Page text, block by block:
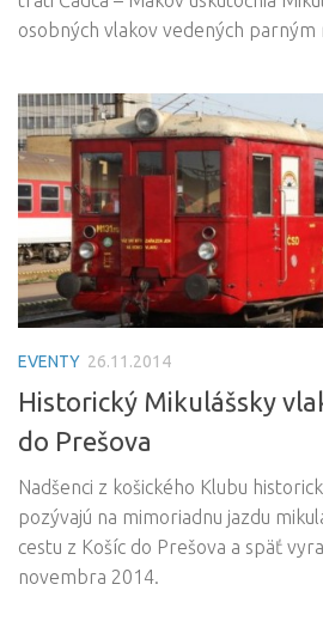
osobných vlakov vedených parným
EVENTY 26.11.2014
Historický Mikulášsky
do Prešova
Nadšenci z košického Klubu
pozývajú na mimoriadnu jazdu
cestu z Košíc do Prešova a späť
novembra 2014.